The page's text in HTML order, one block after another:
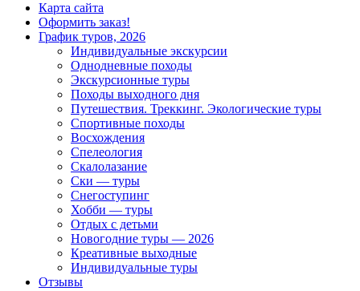
Карта сайта
Оформить заказ!
График туров, 2026
Индивидуальные экскурсии
Однодневные походы
Экскурсионные туры
Походы выходного дня
Путешествия. Треккинг. Экологические туры
Спортивные походы
Восхождения
Спелеология
Скалолазание
Ски — туры
Снегоступинг
Хобби — туры
Отдых с детьми
Новогодние туры — 2026
Креативные выходные
Индивидуальные туры
Отзывы